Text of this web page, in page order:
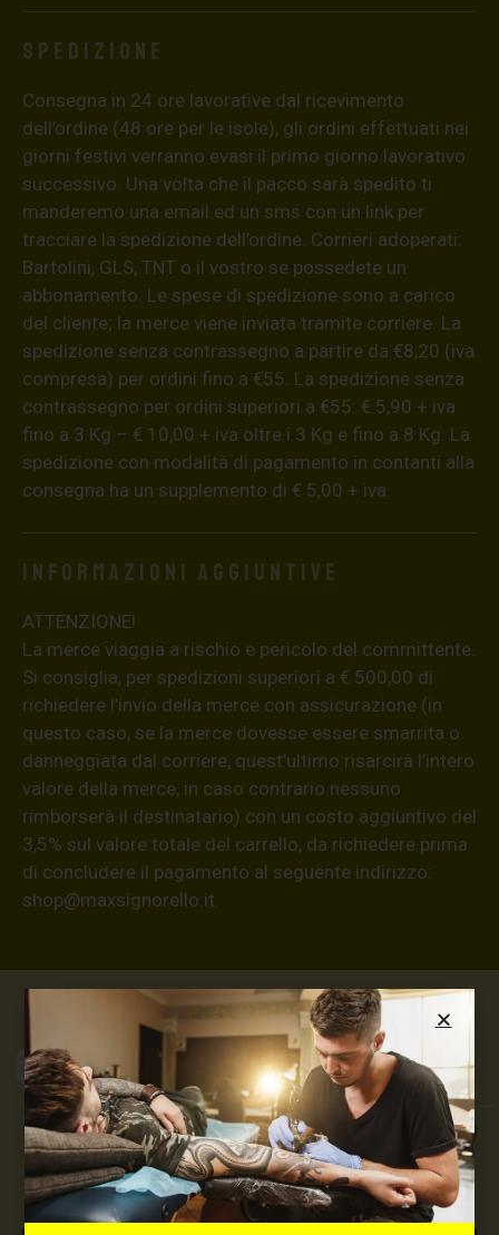
Spedizione
Consegna in 24 ore lavorative dal ricevimento
dell’ordine (48 ore per le isole), gli ordini effettuati nei
giorni festivi verranno evasi il primo giorno lavorativo
successivo. Una volta che il pacco sarà spedito ti
manderemo una email ed un sms con un link per
tracciare la spedizione dell’ordine. Corrieri adoperati:
Bartolini, GLS, TNT o il vostro se possedete un
abbonamento. Le spese di spedizione sono a carico
del cliente; la merce viene inviata tramite corriere. La
spedizione senza contrassegno a partire da €8,20 (iva
compresa) per ordini fino a €55. La spedizione senza
contrassegno per ordini superiori a €55: € 5,90 + iva
fino a 3 Kg – € 10,00 + iva oltre i 3 Kg e fino a 8 Kg. La
spedizione con modalità di pagamento in contanti alla
consegna ha un supplemento di € 5,00 + iva.
Informazioni aggiuntive
ATTENZIONE!
La merce viaggia a rischio e pericolo del committente.
Si consiglia, per spedizioni superiori a € 500,00 di
richiedere l’invio della merce con assicurazione (in
questo caso, se la merce dovesse essere smarrita o
danneggiata dal corriere, quest’ultimo risarcirà l’intero
valore della merce, in caso contrario nessuno
rimborserà il destinatario) con un costo aggiuntivo del
3,5% sul valore totale del carrello, da richiedere prima
di concludere il pagamento al seguente indirizzo:
shop@maxsignorello.it
Max Signorello
Tattoo Supply
TUTTO PER IL TUO
TATTOO STUDIO